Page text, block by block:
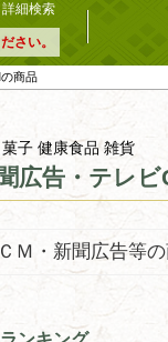
詳細検索
さい。
商品
子 健康食品 雑貨
広告・テレ
Ｍ・新聞広告等の